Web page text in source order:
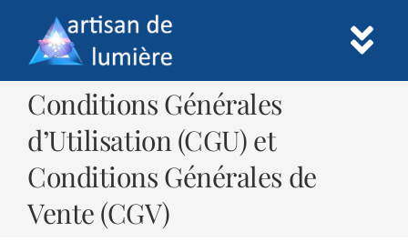
content
Accueil
Prestations
Conditions Générales
d’Utilisation (CGU) et
Conditions Générales de
Vente (CGV)